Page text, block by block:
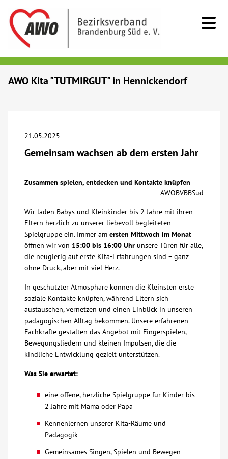
Beratung & Hilfe
Begegnung
Bildung
Über uns
Spenden
Mitmachen
Ausbildung
Glossar
Suche
AWO Kita "TUTMIRGUT" in Hennickendorf
21.05.2025
Gemeinsam wachsen ab dem ersten Jahr
Zusammen spielen, entdecken und Kontakte knüpfen
AWOBVBBSüd
Wir laden Babys und Kleinkinder bis 2 Jahre mit ihren
Eltern herzlich zu unserer liebevoll begleiteten
Spielgruppe ein. Immer am ersten Mittwoch im Monat
öffnen wir von 15:00 bis 16:00 Uhr unsere Türen für alle,
die neugierig auf erste Kita-Erfahrungen sind – ganz
ohne Druck, aber mit viel Herz.
In geschützter Atmosphäre können die Kleinsten erste
soziale Kontakte knüpfen, während Eltern sich
austauschen, vernetzen und einen Einblick in unseren
pädagogischen Alltag bekommen. Unsere erfahrenen
Fachkräfte gestalten das Angebot mit Fingerspielen,
Bewegungsliedern und kleinen Impulsen, die die
kindliche Entwicklung gezielt unterstützen.
Was Sie erwartet:
eine offene, herzliche Spielgruppe für Kinder bis
2 Jahre mit Mama oder Papa
Kennenlernen unserer Kita-Räume und
Pädagogik
Gemeinsames Singen, Spielen und Bewegen